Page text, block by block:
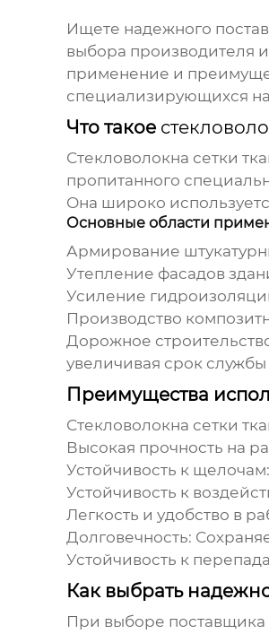
Ищете надежного
выбора производителя
применение и
специализирующихся
Что такое
Стекловолокна сетки
пропитанного
Она широко
Основные области
Армирование
Утепление фасадов
Усиление
Производство
Дорожное
увеличивая срок службы
Преимущества
Стекловолокна сетки
Высокая прочность на
Устойчивость к
Устойчивость к
Легкость и удобство в
Долговечность:
Устойчивость к
Как выбрать
При выборе поставщика